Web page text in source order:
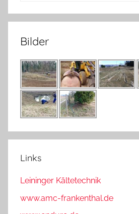
Bilder
Links
Leininger Kältetechnik
www.amc-frankenthal.de